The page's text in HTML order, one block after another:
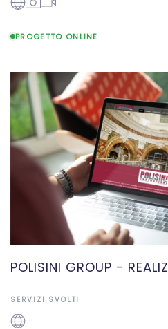
PROGETTO ONLINE
POLISINI GROUP -
SERVIZI SVOLTI